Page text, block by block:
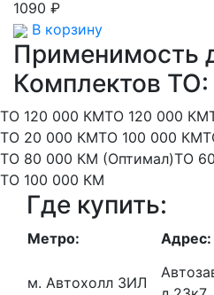
1090 ₽
В корзину
Применимость
Комплектов ТО:
ТО 120 000 КМТО 120 000 КМ
ТО 20 000 КМТО 100 000 КМ
ТО 80 000 КМ (Оптимал)ТО
ТО 100 000 КМ
Где купить:
Метро: Адрес:
м. Автохолл ЗИЛ